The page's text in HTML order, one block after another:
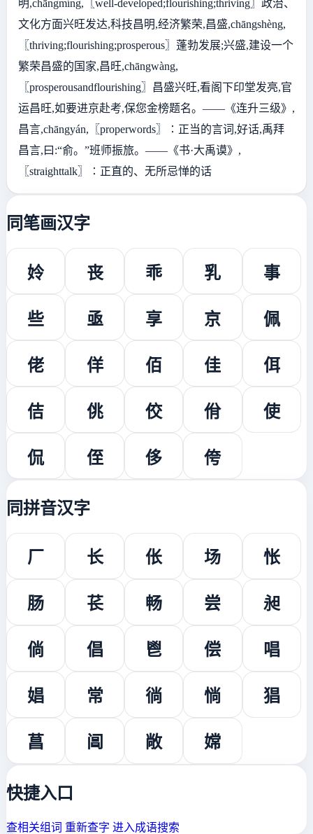
明,chāngmíng,〖well-developed;flourishing;thriving〗政治、
文化方面兴旺发达,科技昌明,经济繁荣,昌盛,chāngshèng,
〖thriving;flourishing;prosperous〗蓬勃发展;兴盛,建设一个
繁荣昌盛的国家,昌旺,chāngwàng,
〖prosperousandflourishing〗昌盛兴旺,看阁下印堂发亮,官
运昌旺,如要进京赴考,保您金榜题名。——《连升三级》,
昌言,chāngyán,〖properwords〗∶正当的言词,好话,禹拜
昌言,曰:“俞。”班师振旅。——《书·大禹谟》,
〖straighttalk〗∶正直的、无所忌惮的话
同笔画汉字
姈 丧 乖 乳 事
些 亟 享 京 佩
佬 佯 佰 佳 佴
佶 佻 佼 佾 使
侃 侄 侈 侉
同拼音汉字
厂 长 伥 场 怅
肠 苌 畅 尝 昶
倘 倡 鬯 偿 唱
娼 常 徜 惝 猖
菖 阊 敞 嫦
快捷入口
查相关组词 重新查字 进入成语搜索